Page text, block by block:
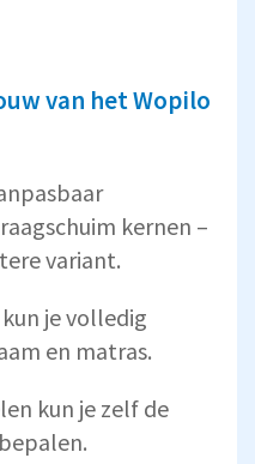
van het Wopilo
kernen –
variant.
je volledig
en matras.
kun je zelf de